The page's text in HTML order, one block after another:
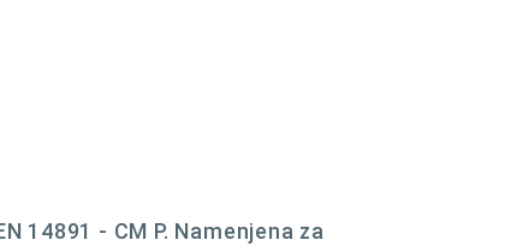
14891 - CM P. Namenjena za